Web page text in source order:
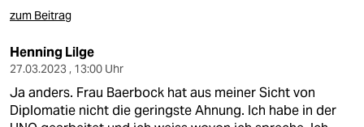
zum Beitrag
Henning Lilge
27.03.2023 , 13:00 Uhr
Ja anders. Frau Baerbock hat aus meiner Sicht von
Diplomatie nicht die geringste Ahnung. Ich habe in der